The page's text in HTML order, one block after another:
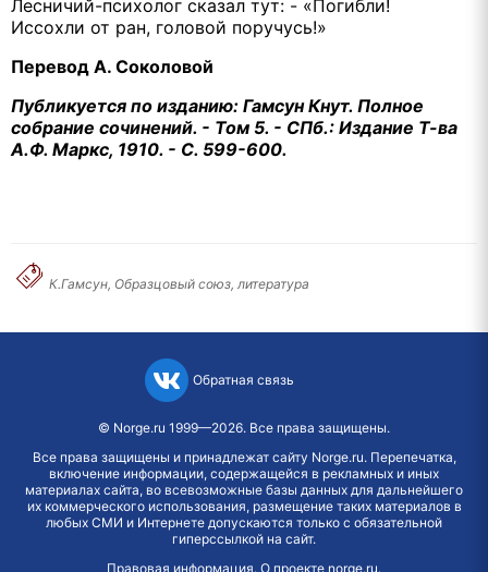
Лесничий-психолог сказал тут: - «Погибли!
Иссохли от ран, головой поручусь!»
Перевод А. Соколовой
Публикуется по изданию: Гамсун Кнут. Полное
собрание сочинений. - Том 5. - СПб.: Издание Т-ва
А.Ф. Маркс, 1910. - С. 599-600.
К.Гамсун, Образцовый союз, литература
Обратная связь
© Norge.ru 1999—2026. Все права защищены.
Все права защищены и принадлежат сайту Norge.ru. Перепечатка,
включение информации, содержащейся в рекламных и иных
материалах сайта, во всевозможные базы данных для дальнейшего
их коммерческого использования, размещение таких материалов в
любых СМИ и Интернете допускаются только с обязательной
гиперссылкой на сайт.
Правовая информация. О проекте norge.ru.